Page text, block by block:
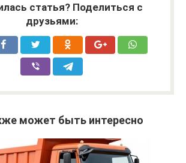
статья? Поделиться с
друзьями:
может быть интересно